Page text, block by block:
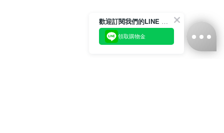
歡迎訂閱我們的LINE 官方帳號
領取購物金